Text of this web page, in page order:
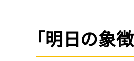
「明日の象